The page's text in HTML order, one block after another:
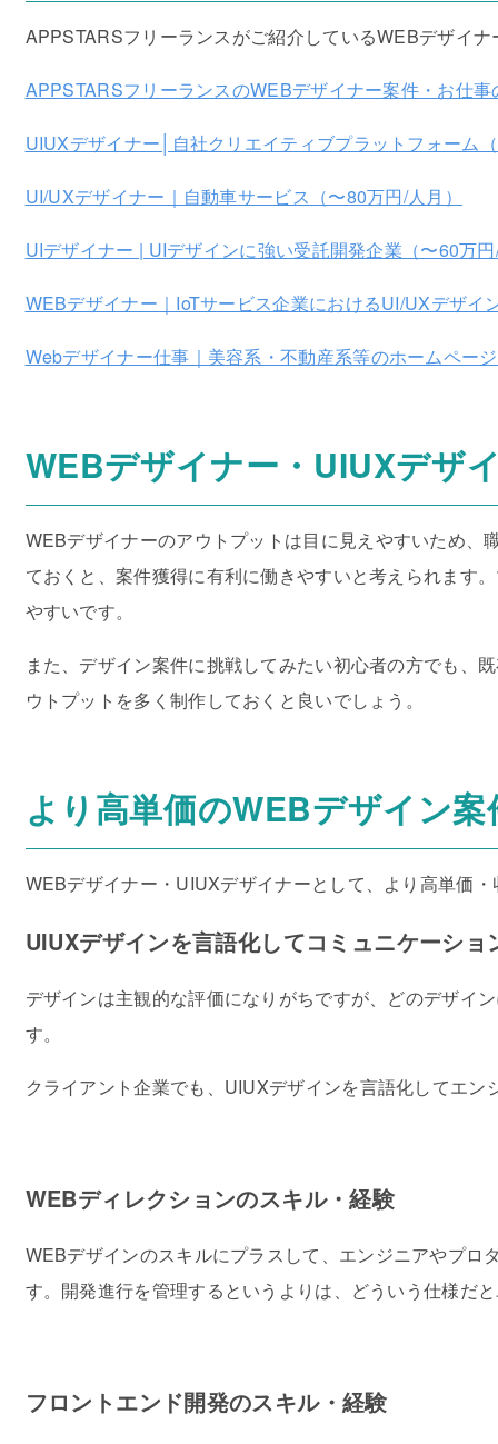
APPSTARSフリーランスがご紹介しているWEBデザイ
APPSTARSフリーランスのWEBデザイナー案件・お仕
UIUXデザイナー│自社クリエイティブプラットフォーム
UI/UXデザイナー｜自動車サービス（〜80万円/人月）
UIデザイナー | UIデザインに強い受託開発企業（〜60万
WEBデザイナー｜IoTサービス企業におけるUI/UXデザイ
Webデザイナー仕事｜美容系・不動産系等のホームペー
WEBデザイナー・UIUXデザ
WEBデザイナーのアウトプットは目に見えやすいため
ておくと、案件獲得に有利に働きやすいと考えられます
やすいです。
また、デザイン案件に挑戦してみたい初心者の方でも、
ウトプットを多く制作しておくと良いでしょう。
より高単価のWEBデザイン
WEBデザイナー・UIUXデザイナーとして、より高単価
UIUXデザインを言語化してコミュニケーショ
デザインは主観的な評価になりがちですが、どのデザイ
す。
クライアント企業でも、UIUXデザインを言語化してエ
WEBディレクションのスキル・経験
WEBデザインのスキルにプラスして、エンジニアやプ
す。開発進行を管理するというよりは、どういう仕様だ
フロントエンド開発のスキル・経験